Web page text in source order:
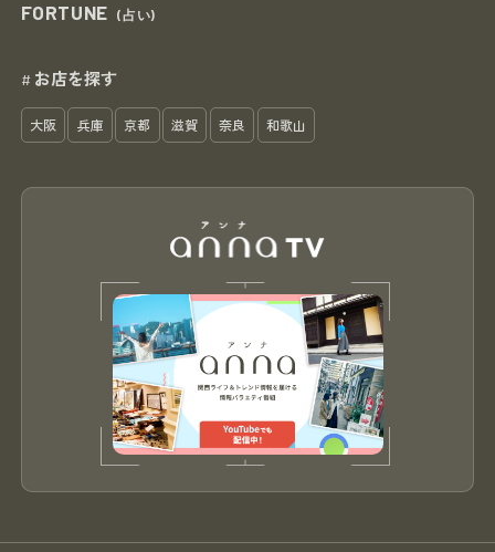
FORTUNE (占い)
# お店を探す
大阪 兵庫 京都 滋賀 奈良 和歌山